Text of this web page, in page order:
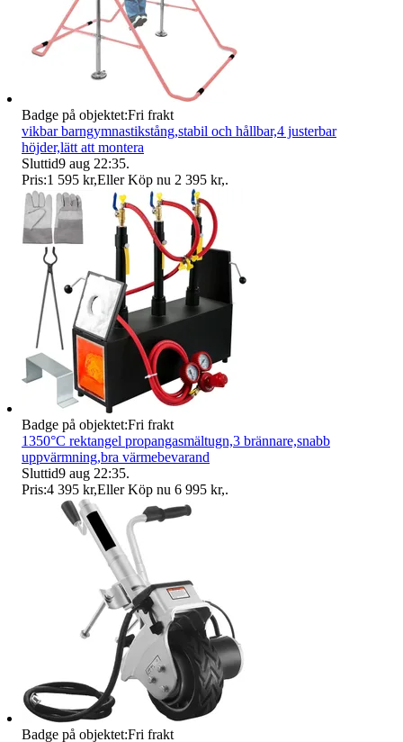
Badge på objektet:Fri frakt
vikbar barngymnastikstång,stabil och hållbar,4 justerbar
höjder,lätt att montera
Sluttid9 aug 22:35.
Pris:1 595 kr,Eller Köp nu 2 395 kr,.
Badge på objektet:Fri frakt
1350°C rektangel propangasmältugn,3 brännare,snabb
uppvärmning,bra värmebevarand
Sluttid9 aug 22:35.
Pris:4 395 kr,Eller Köp nu 6 995 kr,.
Badge på objektet:Fri frakt